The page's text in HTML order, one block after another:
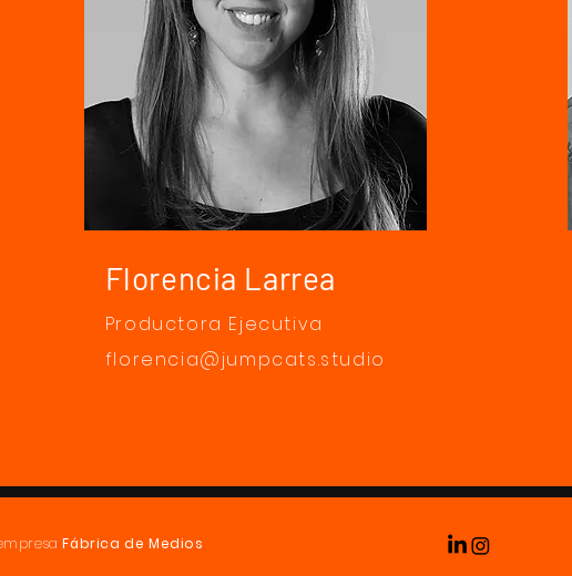
Florencia Larrea
Productora Ejecutiva
florencia@jumpcats.studio
Fábrica de Medios